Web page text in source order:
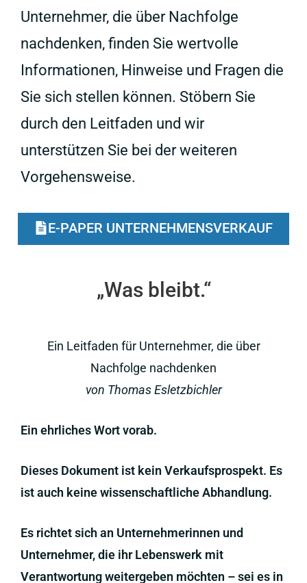
Unternehmer, die über Nachfolge
nachdenken, finden Sie wertvolle
Informationen, Hinweise und Fragen die
Sie sich stellen können. Stöbern Sie
durch den Leitfaden und wir
unterstützen Sie bei der weiteren
Vorgehensweise.
E-PAPER UNTERNEHMENSVERKAUF
„Was bleibt.“
Ein Leitfaden für Unternehmer, die über
Nachfolge nachdenken
von Thomas Esletzbichler
Ein ehrliches Wort vorab.
Dieses Dokument ist kein Verkaufsprospekt. Es
ist auch keine wissenschaftliche Abhandlung.
Es richtet sich an Unternehmerinnen und
Unternehmer, die ihr Lebenswerk mit
Verantwortung weitergeben möchten – sei es in